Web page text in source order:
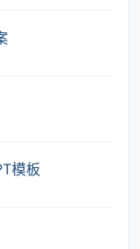
模板